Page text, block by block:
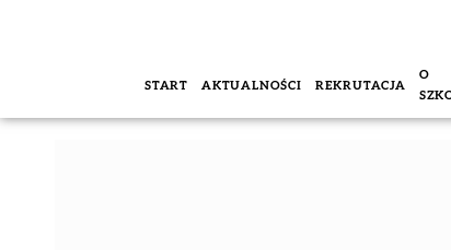
START AKTUALNOŚCI REKRUTACJA
O